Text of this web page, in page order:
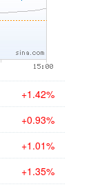
+1.42%
+0.93%
+1.01%
+1.35%